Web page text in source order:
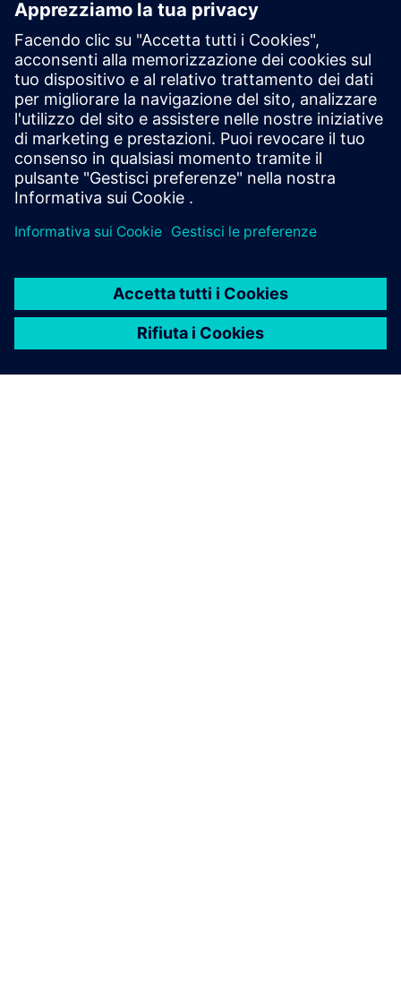
License
Software di controllo visivo della qualità basato
sull'intelligenza artificiale per la produzione. Precisione
indipendente dall'hardware, la migliore della categoria
senza pseudo-difetti grazie alla classificazione degli errori.
C...
Scopri di più